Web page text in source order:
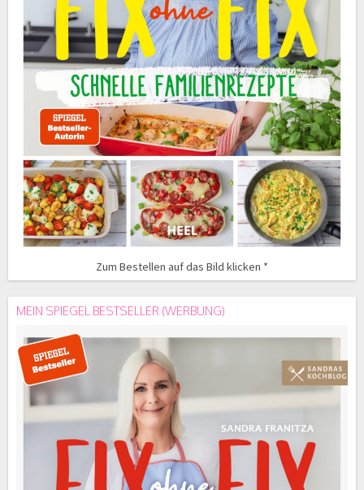
Zum Bestellen auf das Bild klicken *
MEIN SPIEGEL BESTSELLER (WERBUNG)